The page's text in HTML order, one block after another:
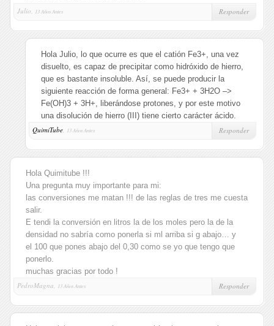
Julio,
13 Años Antes Responder
Hola Julio, lo que ocurre es que el catión Fe3+, una vez
disuelto, es capaz de precipitar como hidróxido de hierro,
que es bastante insoluble. Así, se puede producir la
siguiente reacción de forma general: Fe3+ + 3H2O –>
Fe(OH)3 + 3H+, liberándose protones, y por este motivo
una disolución de hierro (III) tiene cierto carácter ácido.
QuimiTube, 13 Años Antes Responder
Hola Quimitube !!!
Una pregunta muy importante para mi:
las conversiones me matan !!! de las reglas de tres me cuesta
salir.
E tendi la conversión en litros la de los moles pero la de la
densidad no sabría como ponerla si ml arriba si g abajo… y
el 100 que pones abajo del 0,30 como se yo que tengo que
ponerlo.
muchas gracias por todo !
PedroMagna,
13 Años Antes Responder